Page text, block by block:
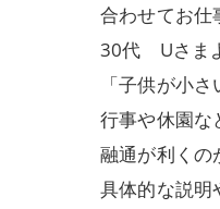
合わせてお仕
30代 Uさま
「子供が小
行事や休園な
融通が利くの
具体的な説明